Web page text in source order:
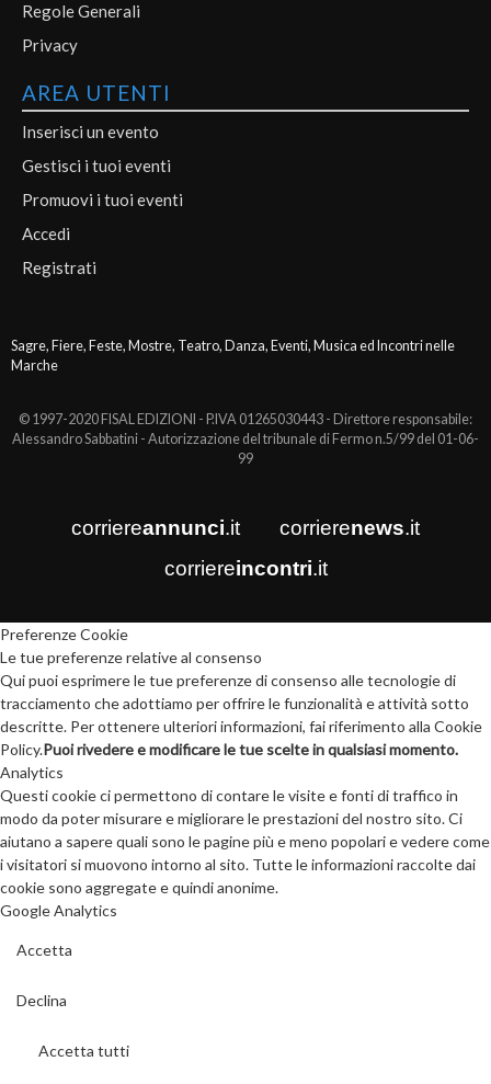
Regole Generali
Privacy
AREA UTENTI
Inserisci un evento
Gestisci i tuoi eventi
Promuovi i tuoi eventi
Accedi
Registrati
Sagre, Fiere, Feste, Mostre, Teatro, Danza, Eventi, Musica ed Incontri nelle
Marche
© 1997-2020 FISAL EDIZIONI - P.IVA 01265030443 - Direttore responsabile:
Alessandro Sabbatini - Autorizzazione del tribunale di Fermo n.5/99 del 01-06-
99
corriereannunci.it corrierenews.it
corriereincontri.it
Preferenze Cookie
Le tue preferenze relative al consenso
Qui puoi esprimere le tue preferenze di consenso alle tecnologie di
tracciamento che adottiamo per offrire le funzionalità e attività sotto
descritte. Per ottenere ulteriori informazioni, fai riferimento alla Cookie
Policy.Puoi rivedere e modificare le tue scelte in qualsiasi momento.
Analytics
Questi cookie ci permettono di contare le visite e fonti di traffico in
modo da poter misurare e migliorare le prestazioni del nostro sito. Ci
aiutano a sapere quali sono le pagine più e meno popolari e vedere come
i visitatori si muovono intorno al sito. Tutte le informazioni raccolte dai
cookie sono aggregate e quindi anonime.
Google Analytics
Accetta
Declina
Accetta tutti